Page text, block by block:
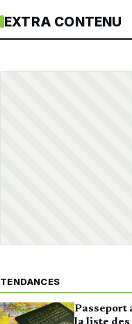
EXTRA CONTENU
TENDANCES
Passeport